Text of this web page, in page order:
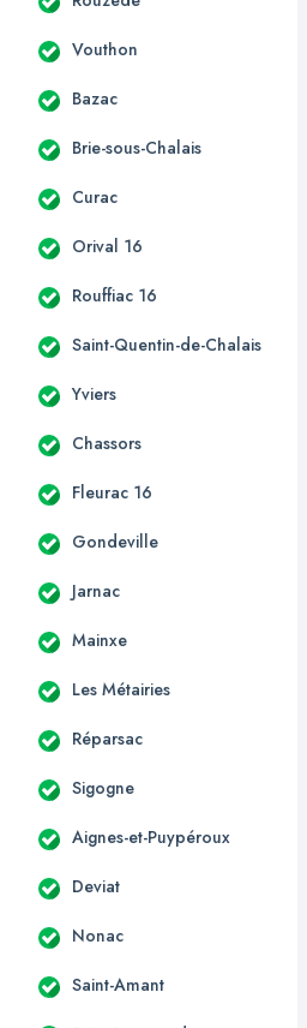
Vouthon
Bazac
Brie-sous-Chalais
Curac
Orival 16
Rouffiac 16
Saint-Quentin-de-Chalais
Yviers
Chassors
Fleurac 16
Gondeville
Jarnac
Mainxe
Les Métairies
Réparsac
Sigogne
Aignes-et-Puypéroux
Deviat
Nonac
Saint-Amant